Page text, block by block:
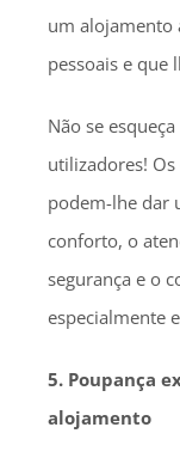
um alojamento
pessoais e que
Não se
utilizadores!
podem-lhe dar
conforto, o
segurança e o
especialmente
5. Poupança
alojamento